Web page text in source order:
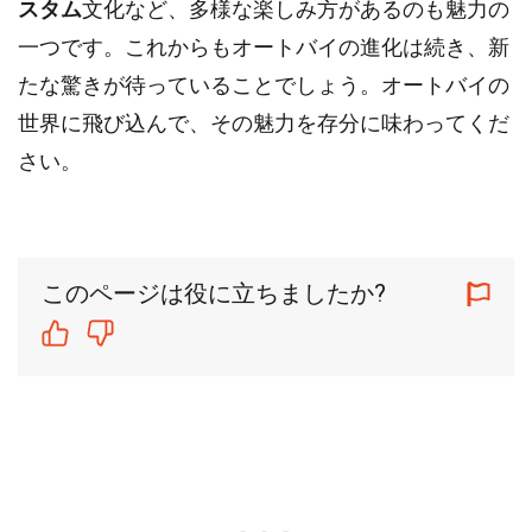
スタム文化など、多様な楽しみ方があるのも魅力の
一つです。これからもオートバイの進化は続き、新
たな驚きが待っていることでしょう。オートバイの
世界に飛び込んで、その魅力を存分に味わってくだ
さい。
このページは役に立ちましたか?